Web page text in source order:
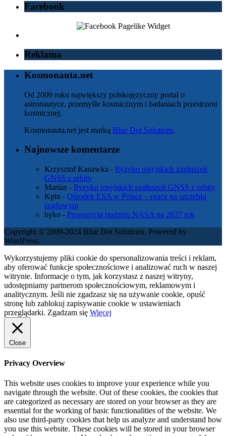
Facebook
Reklama
Kosmonauta.net
Od 2009 roku największy polskojęzyczny portal o
astronautyce, przemyśle kosmicznym i badaniach przestrzeni
kosmicznej.
Kosmonauta.net jest marką Blue Dot Solutions.
Najnowsze komentarze
Krzysztof Kanawka - Ryzyko rosyjskich zagłuszeń
GNSS z orbity
Marian - Ryzyko rosyjskich zagłuszeń GNSS z orbity
Kptn - Ośrodek ESA w Polsce – prace na szczeblu
rządowym
byko - Propozycja budżetu NASA na 2027 rok
Copyright © 2009-2024 Blue Dot Solutions. Powered by
WordPress.
Wykorzystujemy pliki cookie do spersonalizowania treści i reklam,
aby oferować funkcje społecznościowe i analizować ruch w naszej
witrynie. Informacje o tym, jak korzystasz z naszej witryny,
udostępniamy partnerom społecznościowym, reklamowym i
analitycznym. Jeśli nie zgadzasz się na używanie cookie, opuść
stronę lub zablokuj zapisywanie cookie w ustawieniach
przeglądarki. Zgadzam się Więcej
Close
Privacy Overview
This website uses cookies to improve your experience while you
navigate through the website. Out of these cookies, the cookies that
are categorized as necessary are stored on your browser as they are
essential for the working of basic functionalities of the website. We
also use third-party cookies that help us analyze and understand how
you use this website. These cookies will be stored in your browser